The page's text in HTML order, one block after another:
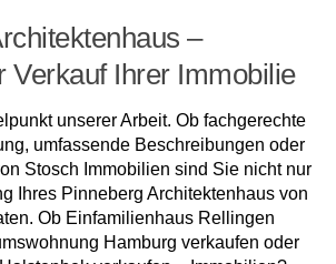
–
Verkauf Ihrer Immobilie
unserer Arbeit. Ob fachgerechte
umfassende Beschreibungen oder
Stosch Immobilien sind Sie nicht nur
Ihres Pinneberg Architektenhaus von
Ob Einfamilienhaus Rellingen
Hamburg verkaufen oder